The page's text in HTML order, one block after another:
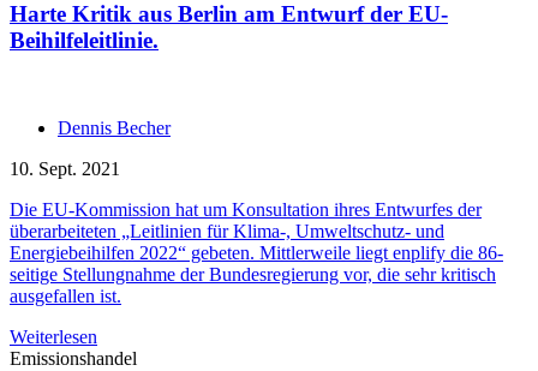
Harte Kritik aus Berlin am Entwurf der EU-
Beihilfeleitlinie.
Dennis Becher
10. Sept. 2021
Die EU-Kommission hat um Konsultation ihres Entwurfes der
überarbeiteten „Leitlinien für Klima-, Umweltschutz- und
Energiebeihilfen 2022“ gebeten. Mittlerweile liegt enplify die 86-
seitige Stellungnahme der Bundesregierung vor, die sehr kritisch
ausgefallen ist.
Weiterlesen
Emissionshandel